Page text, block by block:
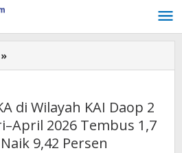
»
Jasa
Wilayah
KAI
Daop
di Wilayah KAI Daop 2
2026 Tembus 1,7
9,42 Persen